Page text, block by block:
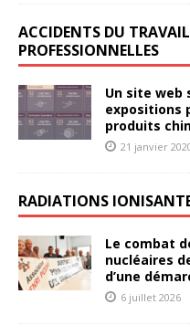
ACCIDENTS DU
PROFESSIONNELLES
Un site web
expositions
produits
21 janvier
RADIATIONS
Le combat
nucléaires
d’une
6 juillet 2026